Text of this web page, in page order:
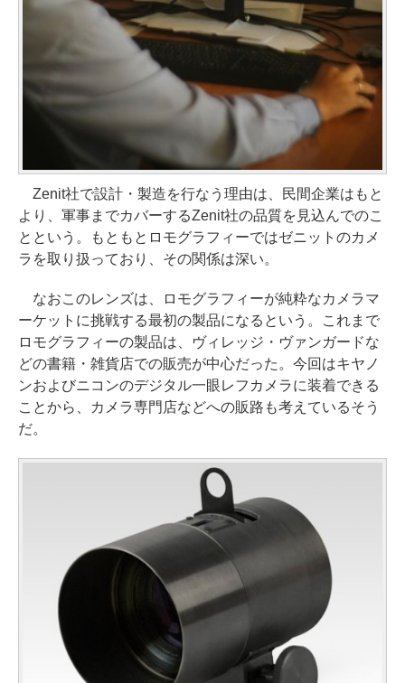
Zenit社で設計・製造を行なう理由は、民間企業はもと
より、軍事までカバーするZenit社の品質を見込んでのこ
とという。もともとロモグラフィーではゼニットのカメ
ラを取り扱っており、その関係は深い。
なおこのレンズは、ロモグラフィーが純粋なカメラマ
ーケットに挑戦する最初の製品になるという。これまで
ロモグラフィーの製品は、ヴィレッジ・ヴァンガードな
どの書籍・雑貨店での販売が中心だった。今回はキヤノ
ンおよびニコンのデジタル一眼レフカメラに装着できる
ことから、カメラ専門店などへの販路も考えているそう
だ。